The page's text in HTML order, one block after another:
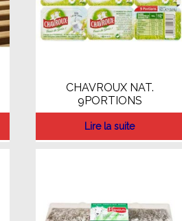
CHAVROUX NAT.
9PORTIONS
Lire la suite